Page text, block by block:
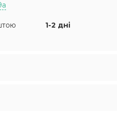
1-2 дні